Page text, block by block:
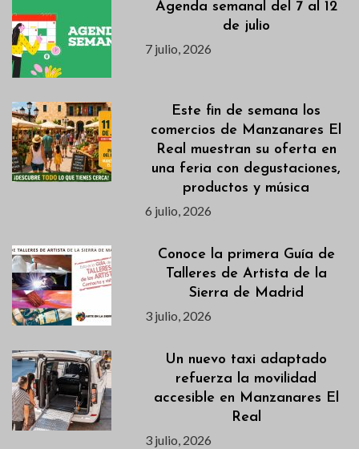
Agenda semanal del 7 al 12
de julio
7 julio, 2026
Este fin de semana los
comercios de Manzanares El
Real muestran su oferta en
una feria con degustaciones,
productos y música
6 julio, 2026
Conoce la primera Guía de
Talleres de Artista de la
Sierra de Madrid
3 julio, 2026
Un nuevo taxi adaptado
refuerza la movilidad
accesible en Manzanares El
Real
3 julio, 2026